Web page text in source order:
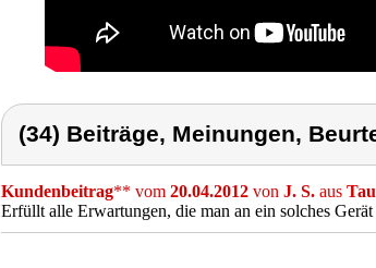
(34) Beiträge, Meinungen,
Kundenbeitrag** vom 20.04.2012 von J. S. aus
Erfüllt alle Erwartungen, die man an ein solches